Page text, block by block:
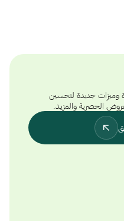
وميزات جديدة لتحسين
الحصرية والمزيد.